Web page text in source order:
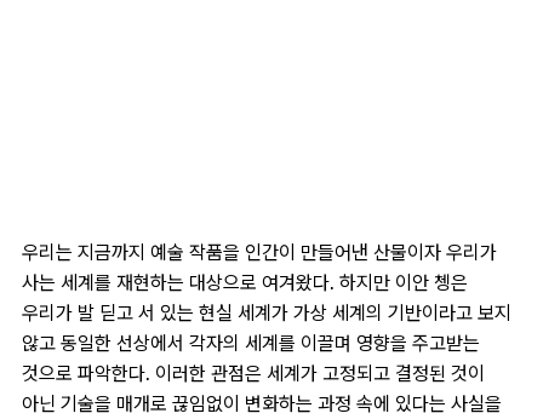
우리는 지금까지 예술 작품을 인간이 만들어낸 산물이자 우리가
사는 세계를 재현하는 대상으로 여겨왔다. 하지만 이안 쳉은
우리가 발 딛고 서 있는 현실 세계가 가상 세계의 기반이라고 보지
않고 동일한 선상에서 각자의 세계를 이끌며 영향을 주고받는
것으로 파악한다. 이러한 관점은 세계가 고정되고 결정된 것이
아닌 기술을 매개로 끊임없이 변화하는 과정 속에 있다는 사실을